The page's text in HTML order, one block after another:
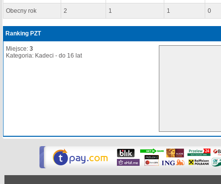
Obecny rok 2 1 1 0
Ranking PZT
Miejsce: 3
Kategoria: Kadeci - do 16 lat